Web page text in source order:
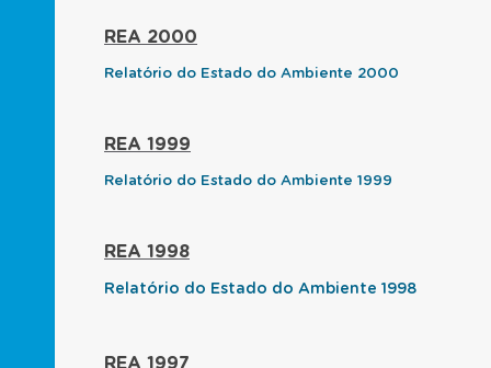
REA 2000
Relatório do Estado do Ambiente 2000
REA 1999
Relatório do Estado do Ambiente 1999
REA 1998
Relatório do Estado do Ambiente 1998
REA 1997